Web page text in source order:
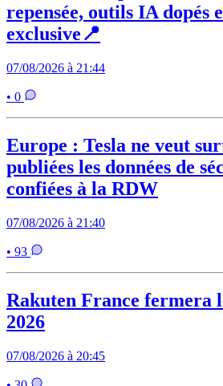
repensée, outils IA dopés
exclusive📍
07/08/2026 à 21:44
• 0
Europe : Tesla ne veut
publiées les données de
confiées à la RDW
07/08/2026 à 21:40
• 93
Rakuten France fermera
2026
07/08/2026 à 20:45